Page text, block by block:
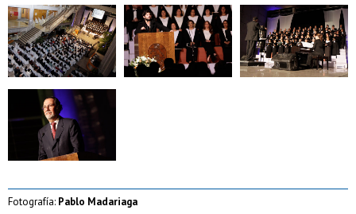
Zoom Zoom Zoom
Zoom
Fotografía: Pablo Madariaga